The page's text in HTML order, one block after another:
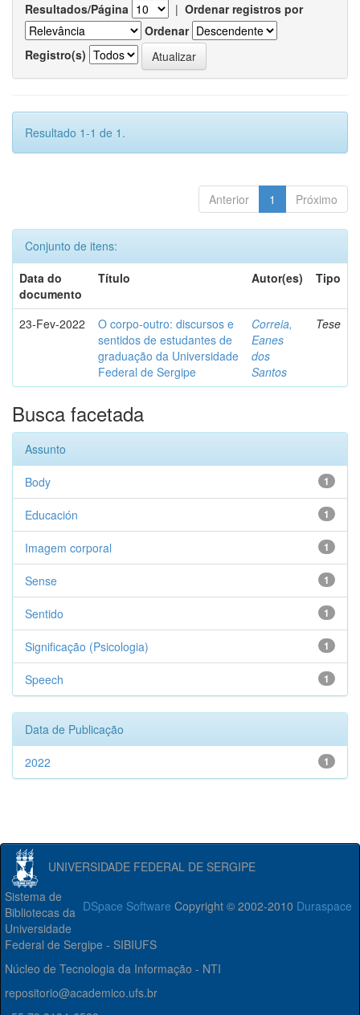
Resultados/Página | Ordenar registros por
Ordenar
Registro(s)
Resultado 1-1 de 1.
Anterior 1 Próximo
Conjunto de itens:
Data do
documento
Título Autor(es) Tipo
23-Fev-2022
O corpo-outro: discursos e
sentidos de estudantes de
graduação da Universidade
Federal de Sergipe
Correia,
Eanes
dos
Santos
Tese
Busca facetada
Assunto
1
Body
1
Educación
1
Imagem corporal
1
Sense
1
Sentido
1
Significação (Psicologia)
1
Speech
Data de Publicação
1
2022
UNIVERSIDADE FEDERAL DE SERGIPE
DSpace Software Copyright © 2002-2010 Duraspace
Sistema de
Bibliotecas da
Universidade
Federal de Sergipe - SIBIUFS
Núcleo de Tecnologia da Informação - NTI
repositorio@academico.ufs.br